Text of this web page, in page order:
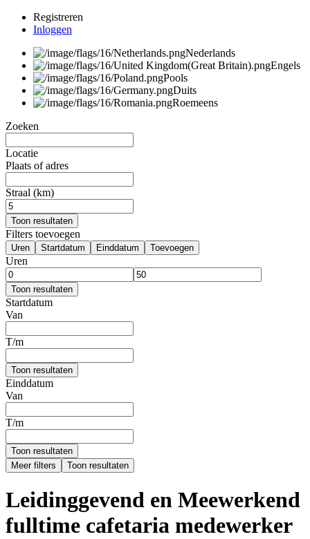
Registreren
Inloggen
Nederlands
Engels
Pools
Duits
Roemeens
Zoeken
Locatie
Plaats of adres
Straal (km)
Toon resultaten
Filters toevoegen
Uren Startdatum Einddatum Toevoegen
Uren
Toon resultaten
Startdatum
Van
T/m
Toon resultaten
Einddatum
Van
T/m
Toon resultaten
Meer filters
Toon resultaten
Leidinggevend en Meewerkend
fulltime cafetaria medewerker